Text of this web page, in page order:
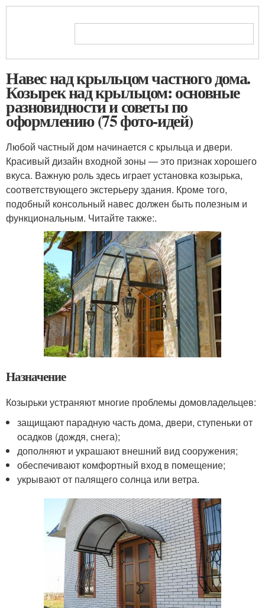
Навес над крыльцом частного дома.
Козырек над крыльцом: основные
разновидности и советы по
оформлению (75 фото-идей)
Любой частный дом начинается с крыльца и двери.
Красивый дизайн входной зоны — это признак хорошего
вкуса. Важную роль здесь играет установка козырька,
соответствующего экстерьеру здания. Кроме того,
подобный консольный навес должен быть полезным и
функциональным. Читайте также:.
Назначение
Козырьки устраняют многие проблемы домовладельцев:
защищают парадную часть дома, двери, ступеньки от
осадков (дождя, снега);
дополняют и украшают внешний вид сооружения;
обеспечивают комфортный вход в помещение;
укрывают от палящего солнца или ветра.